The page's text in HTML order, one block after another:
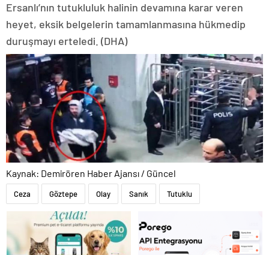
Ersanlı’nın tutukluluk halinin devamına karar veren
heyet, eksik belgelerin tamamlanmasına hükmedip
duruşmayı erteledi. (DHA)
Kaynak: Demirören Haber Ajansı / Güncel
Ceza Göztepe Olay Sanık Tutuklu